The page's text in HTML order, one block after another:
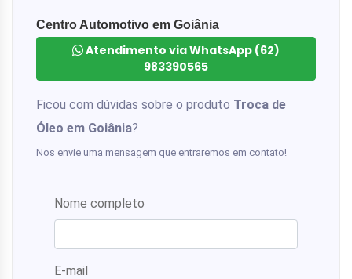
Centro Automotivo em Goiânia
Atendimento via WhatsApp (62)
983390565
Ficou com dúvidas sobre o produto Troca de
Óleo em Goiânia?
Nos envie uma mensagem que entraremos em contato!
Nome completo
E-mail